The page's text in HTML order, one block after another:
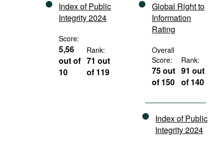
Index of Public
Integrity 2024
Score:
5,56
out of
10
Rank:
71 out
of 119
Global Right to
Information
Rating
Overall
Score:
75 out
of 150
Rank:
91 out
of 140
Index of Public
Integrity 2024